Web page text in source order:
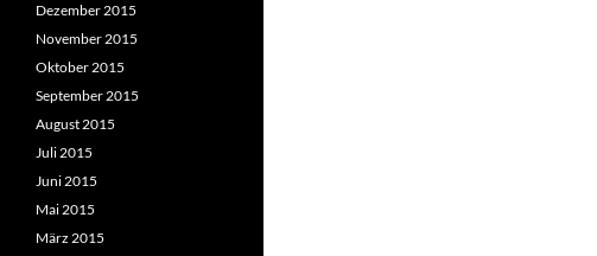
Dezember 2015
November 2015
Oktober 2015
September 2015
August 2015
Juli 2015
Juni 2015
Mai 2015
März 2015